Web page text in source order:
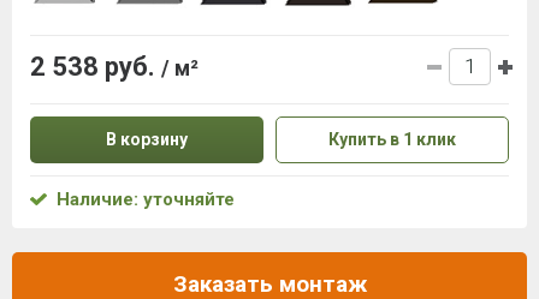
2 538 руб. / м²
В корзину Купить в 1 клик
Наличие: уточняйте
Заказать монтаж